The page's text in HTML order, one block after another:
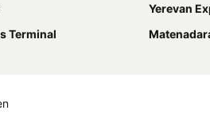
Yerevan
Terminal